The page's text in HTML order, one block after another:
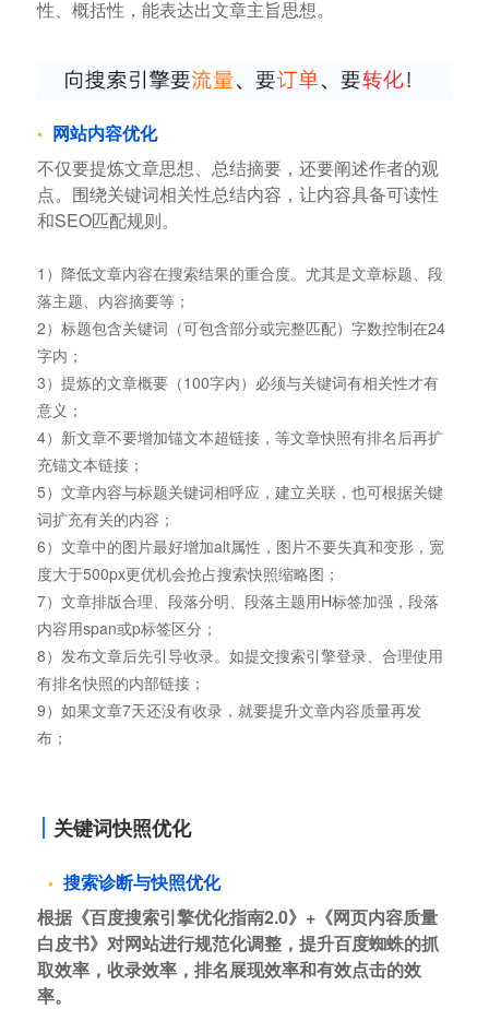
性、概括性，能表达出文章主旨思想。
网站内容优化
不仅要提炼文章思想、总结摘要，还要阐述作者的观
点。围绕关键词相关性总结内容，让内容具备可读性
和SEO匹配规则。
1）降低文章内容在搜索结果的重合度。尤其是文章标题、段
落主题、内容摘要等；
2）标题包含关键词（可包含部分或完整匹配）字数控制在24
字内；
3）提炼的文章概要（100字内）必须与关键词有相关性才有
意义；
4）新文章不要增加锚文本超链接，等文章快照有排名后再扩
充锚文本链接；
5）文章内容与标题关键词相呼应，建立关联，也可根据关键
词扩充有关的内容；
6）文章中的图片最好增加alt属性，图片不要失真和变形，宽
度大于500px更优机会抢占搜索快照缩略图；
7）文章排版合理、段落分明、段落主题用H标签加强，段落
内容用span或p标签区分；
8）发布文章后先引导收录。如提交搜索引擎登录、合理使用
有排名快照的内部链接；
9）如果文章7天还没有收录，就要提升文章内容质量再发
布；
关键词快照优化
搜索诊断与快照优化
根据《百度搜索引擎优化指南2.0》+《网页内容质量
白皮书》对网站进行规范化调整，提升百度蜘蛛的抓
取效率，收录效率，排名展现效率和有效点击的效
率。